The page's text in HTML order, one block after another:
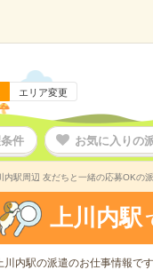
エリア変更
件 お気に入りの
内駅周辺 友だちと一緒の応募OKの
上川内駅
川内駅の派遣のお仕事情報です